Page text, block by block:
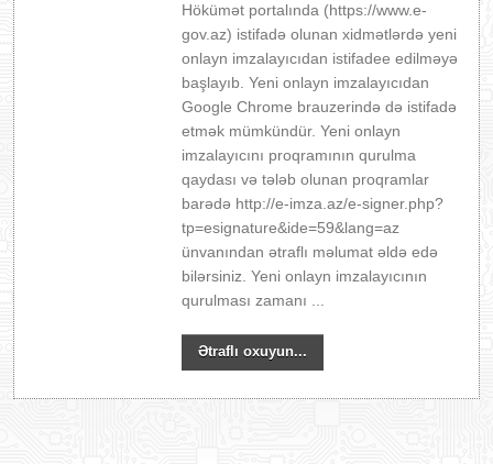
Hökümət portalında (https://www.e-
gov.az) istifadə olunan xidmətlərdə yeni
onlayn imzalayıcıdan istifadee edilməyə
başlayıb. Yeni onlayn imzalayıcıdan
Google Chrome brauzerində də istifadə
etmək mümkündür. Yeni onlayn
imzalayıcını proqramının qurulma
qaydası və tələb olunan proqramlar
barədə http://e-imza.az/e-signer.php?
tp=esignature&ide=59&lang=az
ünvanından ətraflı məlumat əldə edə
bilərsiniz. Yeni onlayn imzalayıcının
qurulması zamanı ...
Ətraflı oxuyun...